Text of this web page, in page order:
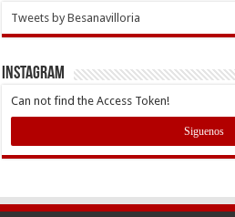
Tweets by Besanavilloria
INSTAGRAM
Can not find the Access Token!
Siguenos